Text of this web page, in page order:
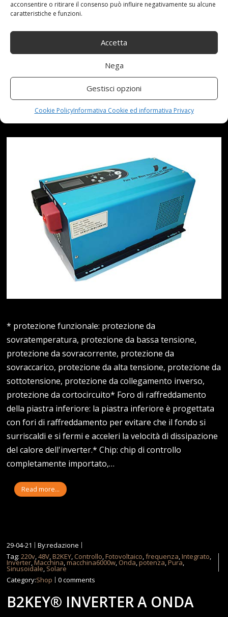
acconsentire o ritirare il consenso può influire negativamente su alcune
caratteristiche e funzioni.
Accetta
Nega
Gestisci opzioni
Cookie PolicyInformativa Cookie ed informativa Privacy
FREQUENZA INVERTER
FOTOVOLTAICO INVERTER
INVERTER SOLARE CON
CARICA 5000W DC 24V / 48V A
CA 220V (DC 24V TO AC 220V)
* protezione funzionale: protezione da
sovratemperatura, protezione da bassa tensione,
protezione da sovracorrente, protezione da
sovraccarico, protezione da alta tensione, protezione da
sottotensione, protezione da collegamento inverso,
protezione da cortocircuito* Foro di raffreddamento
della piastra inferiore: la piastra inferiore è progettata
con fori di raffreddamento per evitare che il fondo si
surriscaldi e si fermi e acceleri la velocità di dissipazione
del calore dell'inverter.* Chip: chip di controllo
completamente importato,…
Read more...
29-04-21
By:redazione
Tag:220v ,48V ,B2KEY Controllo ,Fotovoltaico ,frequenza ,Integrato
Inverter ,Macchina ,macchina6000w Onda ,potenza ,Pura
Sinusoidale Solare
Category:Shop 0 comments
B2KEY® INVERTER A ONDA